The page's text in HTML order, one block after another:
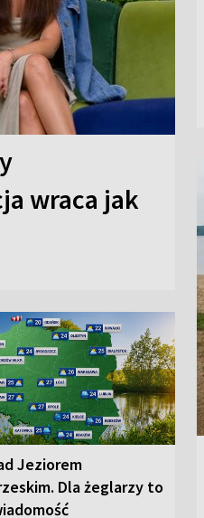
wraca jak
Jeziorem
Dla żeglarzy to